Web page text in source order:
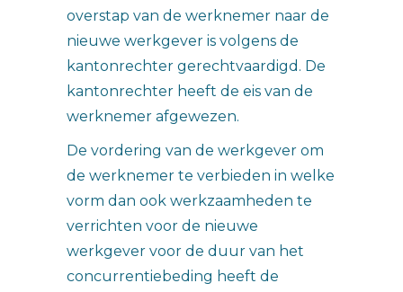
overstap van de werknemer naar de
nieuwe werkgever is volgens de
kantonrechter gerechtvaardigd. De
kantonrechter heeft de eis van de
werknemer afgewezen.
De vordering van de werkgever om
de werknemer te verbieden in welke
vorm dan ook werkzaamheden te
verrichten voor de nieuwe
werkgever voor de duur van het
concurrentiebeding heeft de